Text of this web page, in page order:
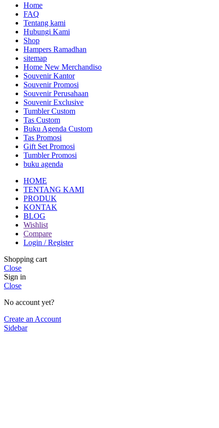
Home
FAQ
Tentang kami
Hubungi Kami
Shop
Hampers Ramadhan
sitemap
Home New Merchandiso
Souvenir Kantor
Souvenir Promosi
Souvenir Perusahaan
Souvenir Exclusive
Tumbler Custom
Tas Custom
Buku Agenda Custom
Tas Promosi
Gift Set Promosi
Tumbler Promosi
buku agenda
HOME
TENTANG KAMI
PRODUK
KONTAK
BLOG
Wishlist
Compare
Login / Register
Shopping cart
Close
Sign in
Close
No account yet?
Create an Account
Sidebar